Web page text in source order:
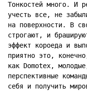
Тонкостей много. И
учесть все, не
на поверхности. В
строгают, и
эффект короеда и
приятно это,
как Domotex,
перспективные
себя и получить